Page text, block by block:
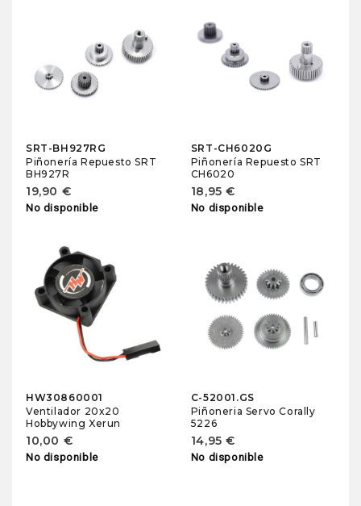
SRT-BH927RG
Piñonería Repuesto SRT
BH927R
19,90 €
No disponible
SRT-CH6020G
Piñonería Repuesto SRT
CH6020
18,95 €
No disponible
HW30860001
Ventilador 20x20
Hobbywing Xerun
10,00 €
No disponible
C-52001.GS
Piñoneria Servo Corally
5226
14,95 €
No disponible